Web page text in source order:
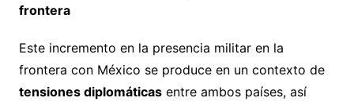
frontera
Este incremento en la presencia militar en la
frontera con México se produce en un contexto de
tensiones diplomáticasentre ambos países, así